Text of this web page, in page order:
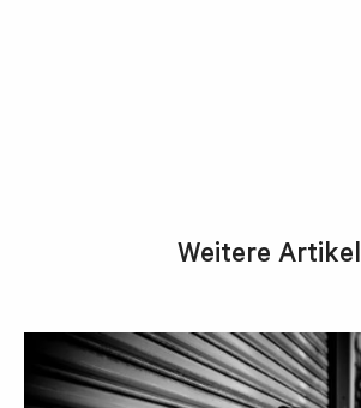
Weitere Artikel